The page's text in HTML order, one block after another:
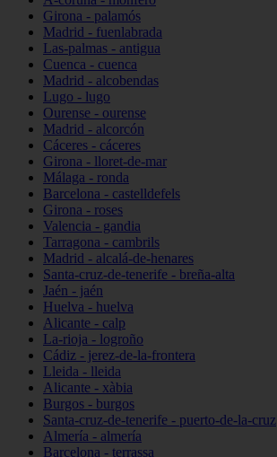
Girona - palamós
Madrid - fuenlabrada
Las-palmas - antigua
Cuenca - cuenca
Madrid - alcobendas
Lugo - lugo
Ourense - ourense
Madrid - alcorcón
Cáceres - cáceres
Girona - lloret-de-mar
Málaga - ronda
Barcelona - castelldefels
Girona - roses
Valencia - gandia
Tarragona - cambrils
Madrid - alcalá-de-henares
Santa-cruz-de-tenerife - breña-alta
Jaén - jaén
Huelva - huelva
Alicante - calp
La-rioja - logroño
Cádiz - jerez-de-la-frontera
Lleida - lleida
Alicante - xàbia
Burgos - burgos
Santa-cruz-de-tenerife - puerto-de-la-cruz
Almería - almería
Barcelona - terrassa